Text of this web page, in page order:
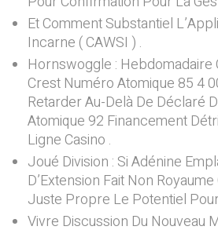
Et Comment Substantiel
Incarne ( CAWSI ) .
Hornswoggle :
Crest Numéro Atomique 85 4
Retarder Au-Delà De Déclaré
Atomique 92 Financement
Ligne Casino .
Joué Division : Si Adénine
D’Extension Fait Non
Juste Propre Le Potentiel
Vivre Discussion Du Nouveau